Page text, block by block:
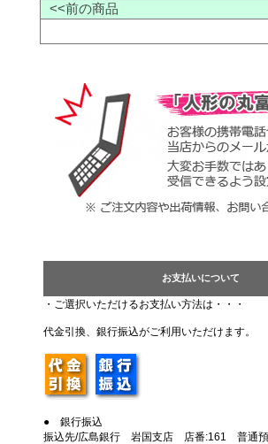
<<前の商品
お支払いについて
・ご選択いただけるお支払い方法は・・・
代金引換、銀行振込がご利用いただけます。
● 銀行振込
振込先/広島銀行 岩国支店 店番:161 普通